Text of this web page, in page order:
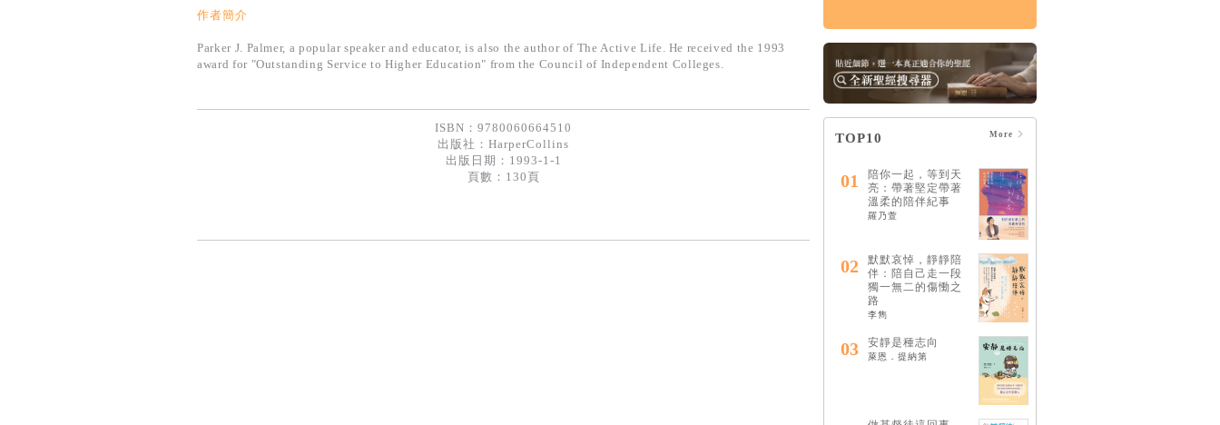
作者簡介
Parker J. Palmer, a popular speaker and educator, is also the author of The Active Life. He received the 1993
award for "Outstanding Service to Higher Education" from the Council of Independent Colleges.
ISBN：9780060664510
出版社： HarperCollins
出版日期：1993-1-1
頁數：130頁
TOP10 More
01
陪你一起，等到天
亮：帶著堅定帶著
溫柔的陪伴紀事
羅乃萱
02
默默哀悼，靜靜陪
伴：陪自己走一段
獨一無二的傷慟之
路
李雋
03 安靜是種志向
萊恩．提納第